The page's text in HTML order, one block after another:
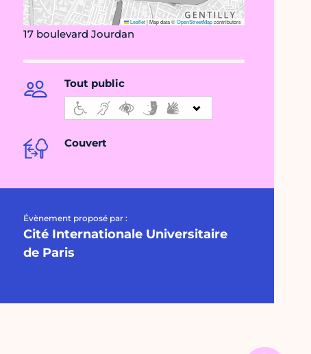
Leaflet|Map data ©OpenStreetMapcontributors
17 boulevard Jourdan
Tout public
Couvert
Évènement proposé par :
Cité Internationale Universitaire
de Paris